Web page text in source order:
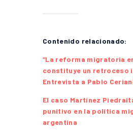
Contenido relacionado:
“La reforma migratoria
constituye un retroceso
Entrevista a Pablo
El caso Martínez
punitivo en la política
argentina